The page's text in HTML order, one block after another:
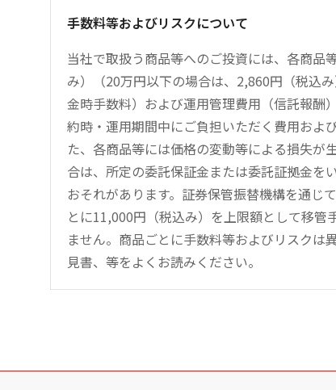
手数料等およびリスクについて
当社で取扱う商品等へのご投資には、各商品
み）（20万円以下の場合は、2,860円（税込
金時手数料）および運用管理費用（信託報酬
約時・運用期間中にご負担いただく費用およ
た、各商品等には価格の変動等による損失が
合は、所定の委託保証金または委託証拠金を
おそれがあります。証券保管振替機構を通じ
とに11,000円（税込み）を上限額として移
ません。商品ごとに手数料等およびリスクは
見書、等をよくお読みください。
こ